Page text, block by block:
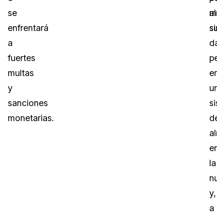
se
enfrentará
a
fuertes
multas
y
sanciones
monetarias.
la
y,
a